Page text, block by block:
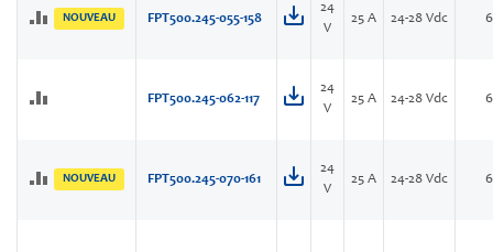
NOUVEAU FPT500.245-055-158
24
V
25 A 24-28 Vdc
FPT500.245-062-117
24
V
25 A 24-28 Vdc
NOUVEAU FPT500.245-070-161
24
V
25 A 24-28 Vdc